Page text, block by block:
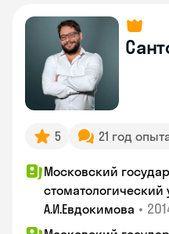
5 21 год
Московский
А.И.Евдокимова •